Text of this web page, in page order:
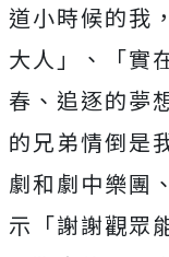
道小時候的我
大人」、「實
春、追逐的夢
的兄弟情倒是
劇和劇中樂團、
示「謝謝觀眾